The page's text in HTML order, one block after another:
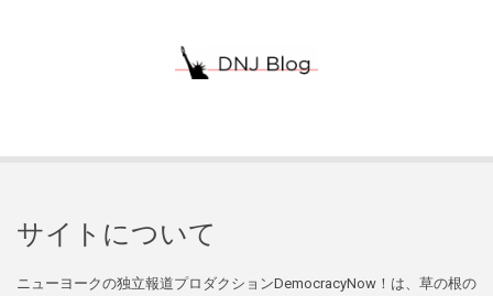
サイトについて
ニューヨークの独立報道プロダクションDemocracyNow！は、草の根の